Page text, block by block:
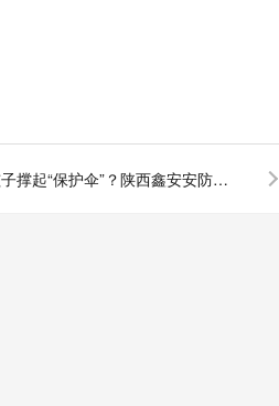
谁为孩子撑起“保护伞”？陕西鑫安安防任重而道远